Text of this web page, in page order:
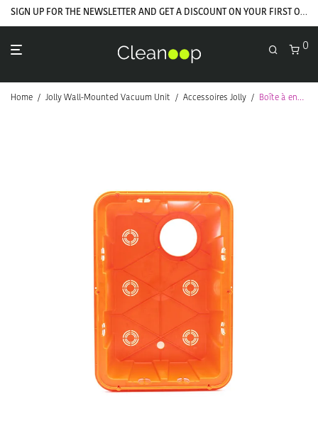
SIGN UP FOR THE NEWSLETTER AND GET A DISCOUNT ON YOUR FIRST ORDER
0
Home / Jolly Wall-Mounted Vacuum Unit / Accessoires Jolly / Boîte à encaissement Jolly